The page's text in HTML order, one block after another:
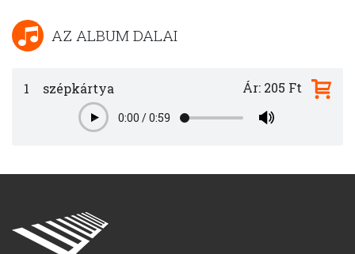
AZ ALBUM DALAI
1 szépkártya
Play0:00 /0:59
Ár: 205 Ft